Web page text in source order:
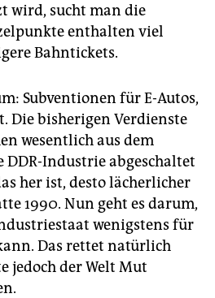
wird, sucht man die
enthalten viel
Bahntickets.
Subventionen für E-Autos,
Die bisherigen Verdienste
wesentlich aus dem
Industrie abgeschaltet
her ist, desto lächerlicher
1990. Nun geht es darum,
wenigstens für
Das rettet natürlich
jedoch der Welt Mut